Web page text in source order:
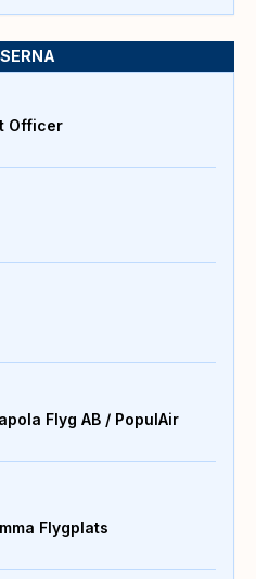
Officer
Flyg AB / PopulAir
Flygplats